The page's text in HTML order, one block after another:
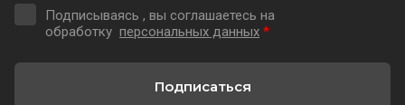
Подписываясь , вы соглашаетесь на
обработку персональных данных *
Подписаться